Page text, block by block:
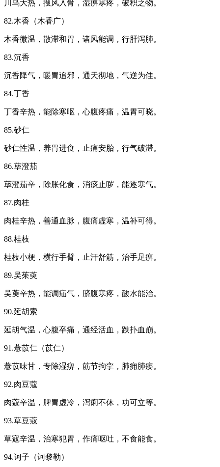
川乌大热，搜风入骨，湿痹寒疼，破积之物。
82.木香（木香广）
木香微温，散滞和胃，诸风能调，行肝泻肺。
83.沉香
沉香降气，暖胃追邪，通天彻地，气逆为佳。
84.丁香
丁香辛热，能除寒呕，心腹疼痛，温胃可晓。
85.砂仁
砂仁性温，养胃进食，止痛安胎，行气破滞。
86.荜澄茄
荜澄茄辛，除胀化食，消痰止哕，能逐寒气。
87.肉桂
肉桂辛热，善通血脉，腹痛虚寒，温补可得。
88.桂枝
桂枝小梗，横行手臂，止汗舒筋，治手足痹。
89.吴茱萸
吴萸辛热，能调疝气，脐腹寒疼，酸水能治。
90.延胡索
延胡气温，心腹卒痛，通经活血，跌扑血崩。
91.薏苡仁（苡仁）
薏苡味甘，专除湿痹，筋节拘挛，肺痈肺痿。
92.肉豆蔻
肉蔻辛温，脾胃虚冷，泻痢不休，功可立等。
93.草豆蔻
草寇辛温，治寒犯胃，作痛呕吐，不食能食。
94.诃子（诃黎勒）